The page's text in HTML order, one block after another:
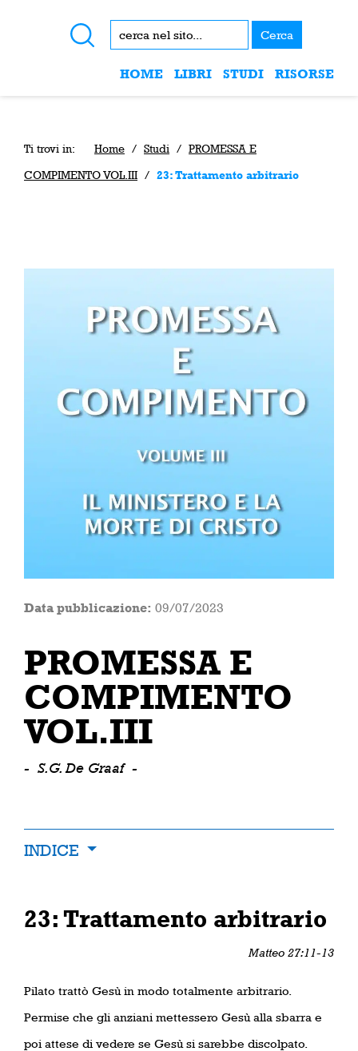
Cerca
HOME LIBRI STUDI RISORSE
Ti trovi in: Home / Studi / PROMESSA E
COMPIMENTO VOL.III / 23: Trattamento arbitrario
Data pubblicazione: 09/07/2023
PROMESSA E
COMPIMENTO
VOL.III
- S.G. De Graaf -
INDICE
23: Trattamento arbitrario
Matteo 27:11-13
Pilato trattò Gesù in modo totalmente arbitrario.
Permise che gli anziani mettessero Gesù alla sbarra e
poi attese di vedere se Gesù si sarebbe discolpato.